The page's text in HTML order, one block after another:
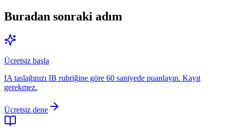
Buradan sonraki adım
Ücretsiz başla
IA taslağınızı IB rubriğine göre 60 saniyede puanlayın. Kayıt
gerekmez.
Ücretsiz dene